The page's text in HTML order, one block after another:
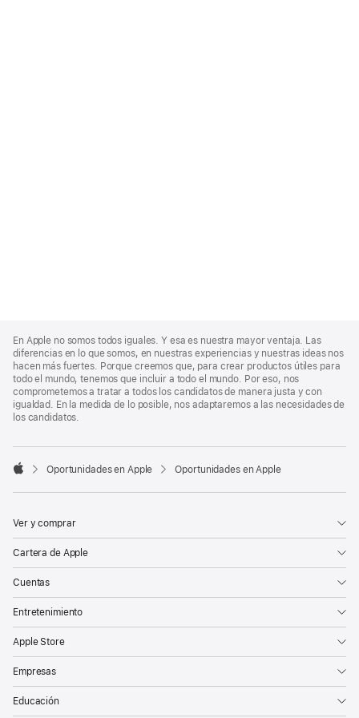
Footer
En Apple no somos todos iguales. Y esa es nuestra mayor ventaja. Las
diferencias en lo que somos, en nuestras experiencias y nuestras ideas nos
hacen más fuertes. Porque creemos que, para crear productos útiles para
todo el mundo, tenemos que incluir a todo el mundo. Por eso, nos
comprometemos a tratar a todos los candidatos de manera justa y con
igualdad. En la medida de lo posible, nos adaptaremos a las necesidades de
los candidatos.

Oportunidades en Apple Oportunidades en Apple
Ver y comprar
Cartera de Apple
Cuentas
Entretenimiento
Apple Store
Empresas
Educación